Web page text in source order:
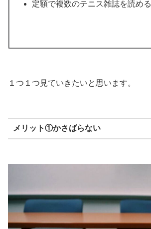
定額で複数のテニス雑誌を読める
１つ１つ見ていきたいと思います。
メリット①かさばらない